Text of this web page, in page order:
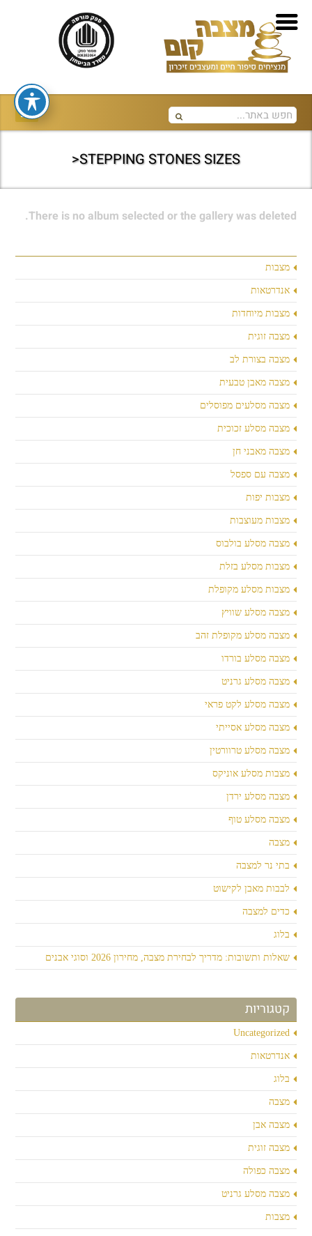
STEPPING STONES SIZES<
מצבות
אנדרטאות
מצבות מיוחדות
מצבה זוגית
מצבה בצורת לב
מצבה מאבן טבעית
מצבה מסלעים מפוסלים
מצבה מסלע זכוכית
מצבה מאבני חן
מצבה עם ספסל
מצבות יפות
מצבות מעוצבות
מצבה מסלע בולבוס
מצבות מסלע בזלת
מצבות מסלע מקופלת
מצבה מסלע שוויץ
מצבה מסלע מקופלת זהב
מצבה מסלע בורדו
מצבה מסלע גרניט
מצבה מסלע לקט פראי
מצבה מסלע אסייתי
מצבה מסלע טרוורטין
מצבות מסלע אוניקס
מצבה מסלע ירדן
מצבה מסלע טוף
מצבה
בתי נר למצבה
לבבות מאבן לקישוט
כדים למצבה
בלוג
שאלות ותשובות: מדריך לבחירת מצבה, מחירון 2026 וסוגי אבנים
קטגוריות
Uncategorized
אנדרטאות
בלוג
מצבה
מצבה אבן
מצבה זוגית
מצבה כפולה
מצבה מסלע גרניט
מצבות
There is no album selected or the gallery was deleted.